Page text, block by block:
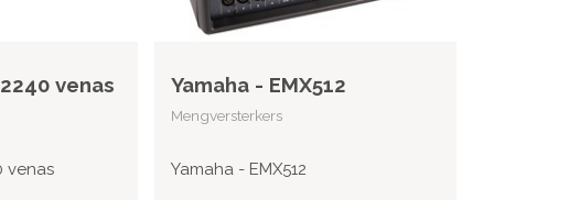
venas
venas
Yamaha - EMX512
Mengversterkers
Yamaha - EMX512